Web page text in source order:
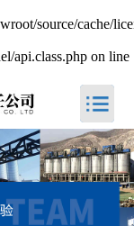
source/cache/
api.class.php on line